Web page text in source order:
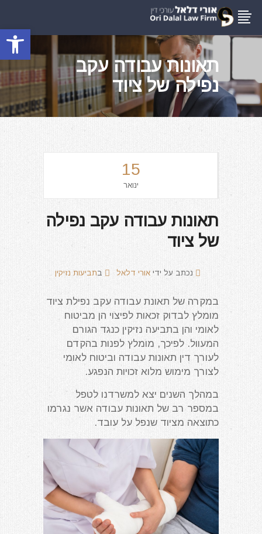
פתח
תאונות עבודה עקב
נפילה של ציוד
15
ינואר
תאונות עבודה עקב נפילה
של ציוד
נכתב על ידי אורי דלאל בתביעות נזיקין
במקרה של תאונת עבודה עקב נפילת ציוד
מומלץ לבדוק זכאות לפיצוי הן מביטוח
לאומי והן בתביעה נזיקין כנגד הגורם
המעוול. לפיכך, מומלץ לפנות בהקדם
לעורך דין תאונות עבודה וביטוח לאומי
לצורך מימוש מלוא זכויות הנפגע.
במהלך השנים יצא למשרדנו לטפל
במספר רב של תאונות עבודה אשר נגרמו
כתוצאה מציוד שנפל על עובד.